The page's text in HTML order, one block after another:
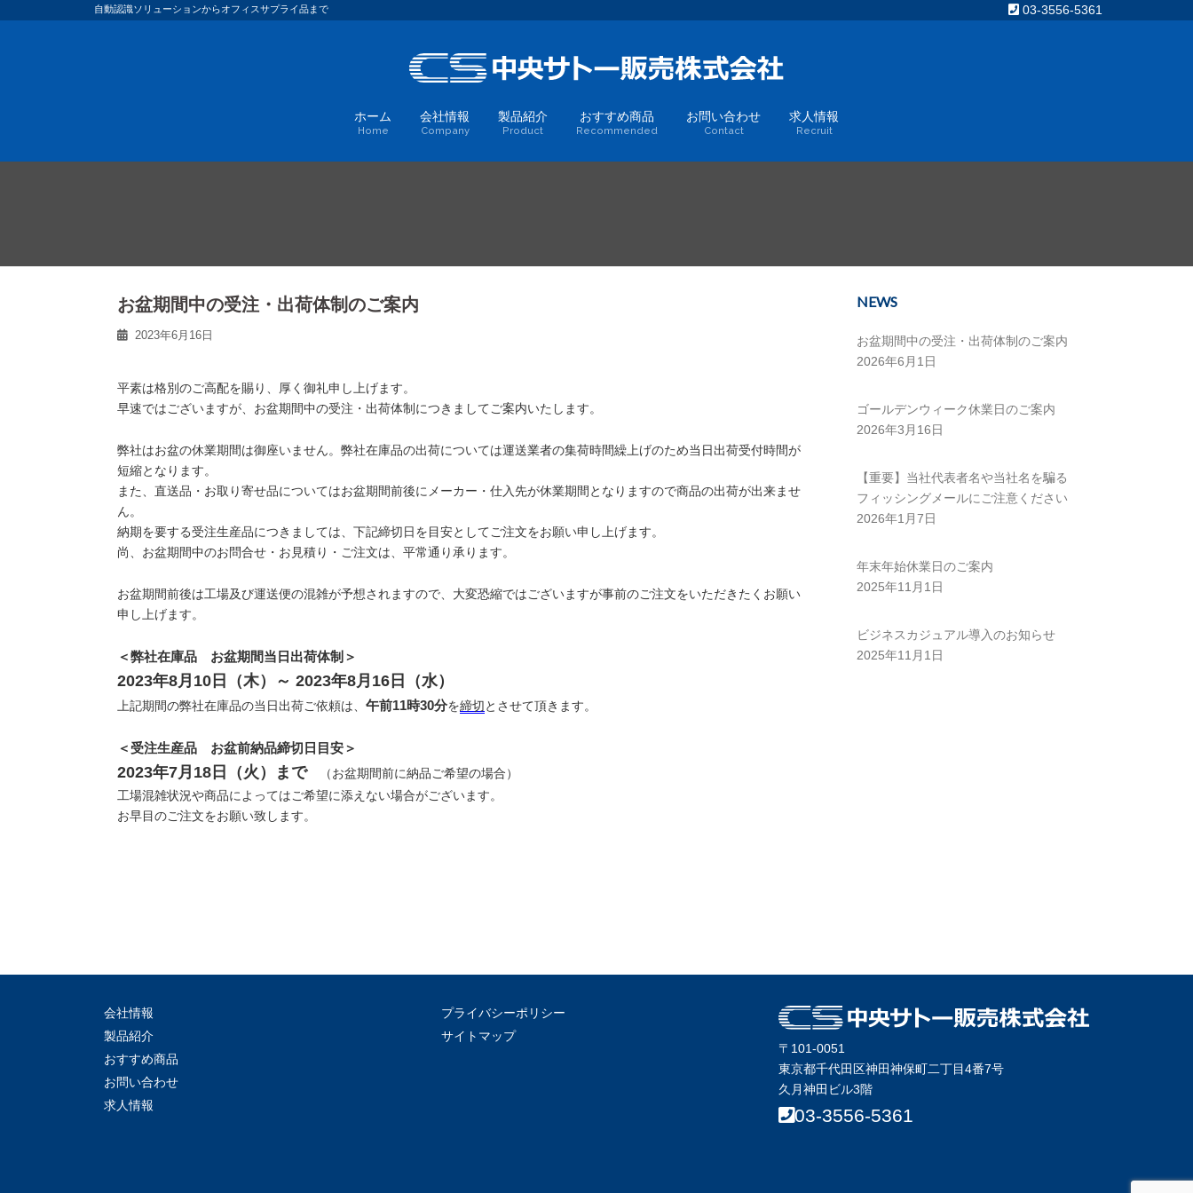
自動認識ソリューションからオフィスサプライ品まで 03-3556-5361
ホーム
Home
会社情報
Company
製品紹介
Product
おすすめ商品
Recommended
お問い合わせ
Contact
求人情報
Recruit
お盆期間中の受注・出荷体制のご案内
2023年6月16日
平素は格別のご高配を賜り、厚く御礼申し上げます。
早速ではございますが、お盆期間中の受注・出荷体制につきましてご案内いたします。
弊社はお盆の休業期間は御座いません。弊社在庫品の出荷については運送業者の集荷時間繰上げのため当日出荷受付時間が
短縮となります。
また、直送品・お取り寄せ品についてはお盆期間前後にメーカー・仕入先が休業期間となりますので商品の出荷が出来ませ
ん。
納期を要する受注生産品につきましては、下記締切日を目安としてご注文をお願い申し上げます。
尚、お盆期間中のお問合せ・お見積り・ご注文は、平常通り承ります。
お盆期間前後は工場及び運送便の混雑が予想されますので、大変恐縮ではございますが事前のご注文をいただきたくお願い
申し上げます。
＜弊社在庫品 お盆期間当日出荷体制＞
2023年8月10日（木）～ 2023年8月16日（水）
上記期間の弊社在庫品の当日出荷ご依頼は、 午前11時30分を締切とさせて頂きます。
＜受注生産品 お盆前納品締切日目安＞
2023年7月18日（火）まで（お盆期間前に納品ご希望の場合）
工場混雑状況や商品によってはご希望に添えない場合がございます。
お早目のご注文をお願い致します。
NEWS
お盆期間中の受注・出荷体制のご案内
2026年6月1日
ゴールデンウィーク休業日のご案内
2026年3月16日
【重要】当社代表者名や当社名を騙る
フィッシングメールにご注意ください
2026年1月7日
年末年始休業日のご案内
2025年11月1日
ビジネスカジュアル導入のお知らせ
2025年11月1日
会社情報
製品紹介
おすすめ商品
お問い合わせ
求人情報
プライバシーポリシー
サイトマップ
〒101-0051
東京都千代田区神田神保町二丁目4番7号
久月神田ビル3階
03-3556-5361